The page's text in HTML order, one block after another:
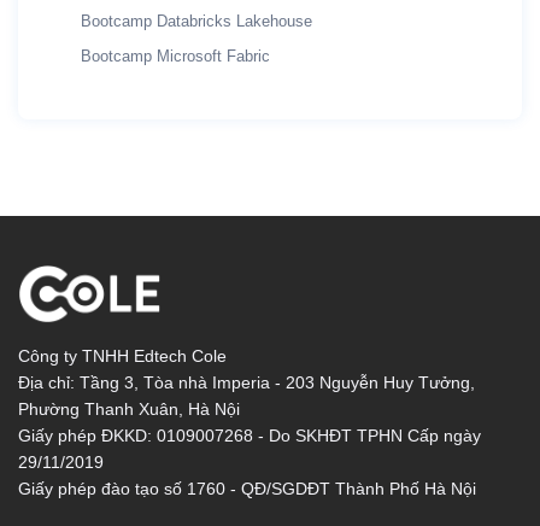
Bootcamp Databricks Lakehouse
Bootcamp Microsoft Fabric
Công ty TNHH Edtech Cole
Địa chỉ: Tầng 3, Tòa nhà Imperia - 203 Nguyễn Huy Tưởng,
Phường Thanh Xuân, Hà Nội
Giấy phép ĐKKD: 0109007268 - Do SKHĐT TPHN Cấp ngày
29/11/2019
Giấy phép đào tạo số 1760 - QĐ/SGDĐT Thành Phố Hà Nội